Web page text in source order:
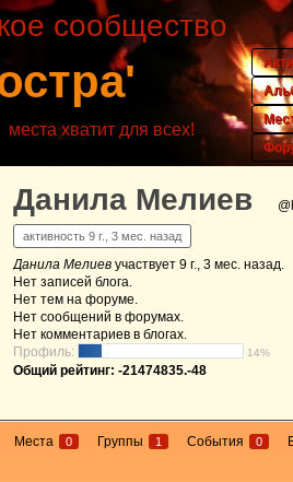
сообщество
места хватит для всех!
Данила Мелиев
активность 9 г., 3 мес. назад
Данила Мелиев участвует 9 г., 3 мес. назад.
Нет записей блога.
Нет тем на форуме.
Нет сообщений в форумах.
Нет комментариев в блогах.
Профиль:
14%
Общий рейтинг: -21474835.-48
Места 0 Группы 1 События 0